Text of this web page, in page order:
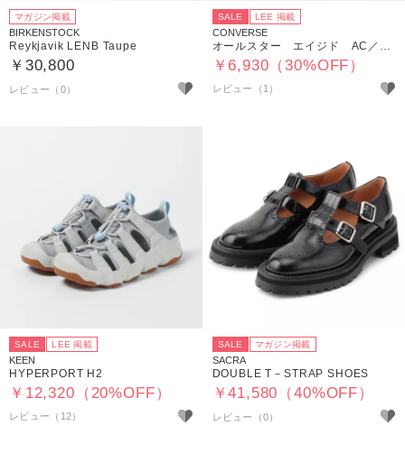
マガジン掲載
BIRKENSTOCK
Reykjavik LENB Taupe
￥30,800
SALE LEE 掲載
CONVERSE
オールスター エイジド AC／OX
￥6,930（30%OFF）
レビュー（1）
SALE LEE 掲載
KEEN
HYPERPORT H2
￥12,320（20%OFF）
レビュー（12）
SALE マガジン掲載
SACRA
DOUBLE T－STRAP SHOES
￥41,580（40%OFF）